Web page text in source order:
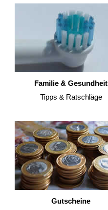
Familie & Gesundheit
Tipps & Ratschläge
Gutscheine